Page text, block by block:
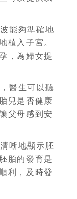
能夠準確地
植入子宮。
，為婦女提
醫生可以聽
兒是否健康
父母感到安
晰地顯示胚
胎的發育是
利，及時發